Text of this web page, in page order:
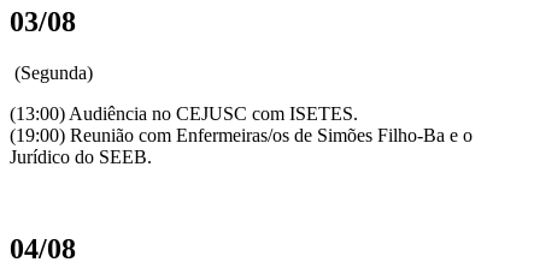
03/08
(Segunda)
(13:00) Audiência no CEJUSC com ISETES.
(19:00) Reunião com Enfermeiras/os de Simões Filho-Ba e o
Jurídico do SEEB.
04/08